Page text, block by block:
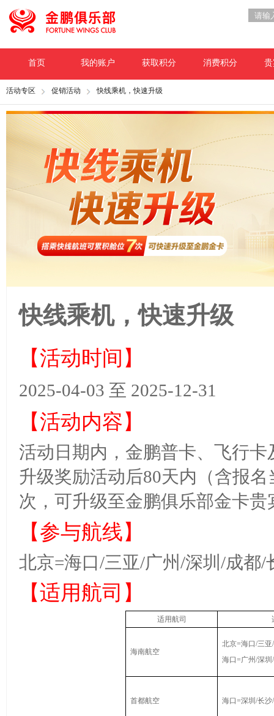
首页 我的账户 获取积分 消费积分
活动专区 促销活动 快线乘机，快速升级
快线乘机，快速升级
【活动时间】
2025-04-03 至 2025-12-31
【活动内容】
活动日期内，金鹏普卡、飞行
升级奖励活动后80天内（含报
次，可升级至金鹏俱乐部金卡贵
【参与航线】
北京=海口/三亚/广州/深圳/成都
【适用航司 】
适用航司
海南航空
北京=海口/三
海口=广州/深
首都航空 海口=深圳/长沙